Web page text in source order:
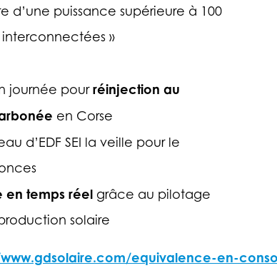
d’une puissance supérieure à 100
interconnectées »
journée pourréinjection au
en Corse
d’EDF SEI la veille pour le
en temps réel grâce au pilotage
solaire
equivalence-en-